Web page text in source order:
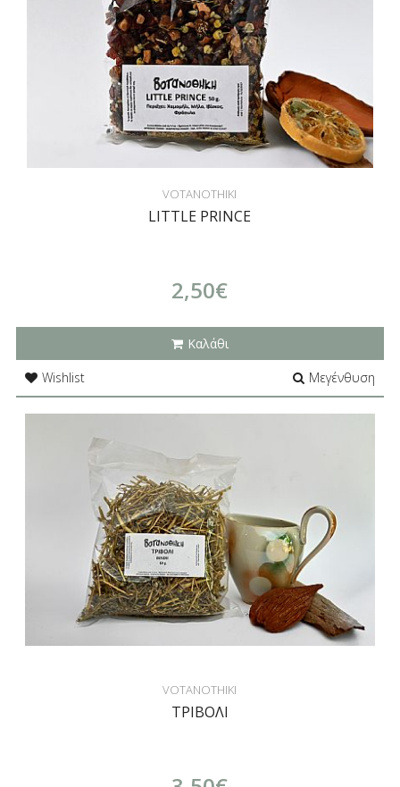
VOTANOTHIKI
LITTLE PRINCE
2,50€
Καλάθι
Wishlist
Μεγένθυση
VOTANOTHIKI
ΤΡΙΒΟΛΙ